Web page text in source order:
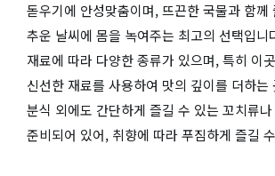
돋우기에 안성맞춤이며, 뜨끈한 국물과 함께
추운 날씨에 몸을 녹여주는 최고의 선택입니
재료에 따라 다양한 종류가 있으며, 특히 이
신선한 재료를 사용하여 맛의 깊이를 더하는
분식 외에도 간단하게 즐길 수 있는 꼬치류
준비되어 있어, 취향에 따라 푸짐하게 즐길